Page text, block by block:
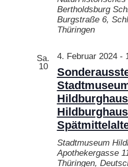
Bertholdsburg
Burgstraße 6,
Thüringen
Sa.
10
4. Februar 2024-
Stadtmuseum
Apothekergasse
Thüringen,